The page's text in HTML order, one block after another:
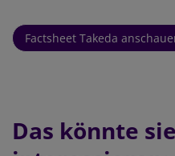
Factsheet Takeda
Das könnte